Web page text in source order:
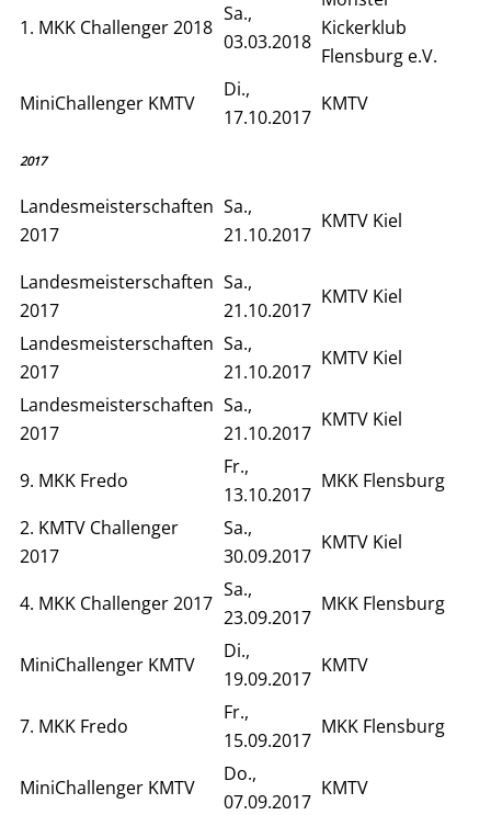
1. MKK Challenger 2018
Sa.,
03.03.2018
Kickerklub
Flensburg e.V.
MiniChallenger KMTV
Di.,
17.10.2017
KMTV
2017
Landesmeisterschaften
2017
Sa.,
21.10.2017
KMTV Kiel
Landesmeisterschaften
2017
Sa.,
21.10.2017
KMTV Kiel
Landesmeisterschaften
2017
Sa.,
21.10.2017
KMTV Kiel
Landesmeisterschaften
2017
Sa.,
21.10.2017
KMTV Kiel
9. MKK Fredo
Fr.,
13.10.2017
MKK Flensburg
2. KMTV Challenger
2017
Sa.,
30.09.2017
KMTV Kiel
4. MKK Challenger 2017
Sa.,
23.09.2017
MKK Flensburg
MiniChallenger KMTV
Di.,
19.09.2017
KMTV
7. MKK Fredo
Fr.,
15.09.2017
MKK Flensburg
MiniChallenger KMTV
Do.,
07.09.2017
KMTV